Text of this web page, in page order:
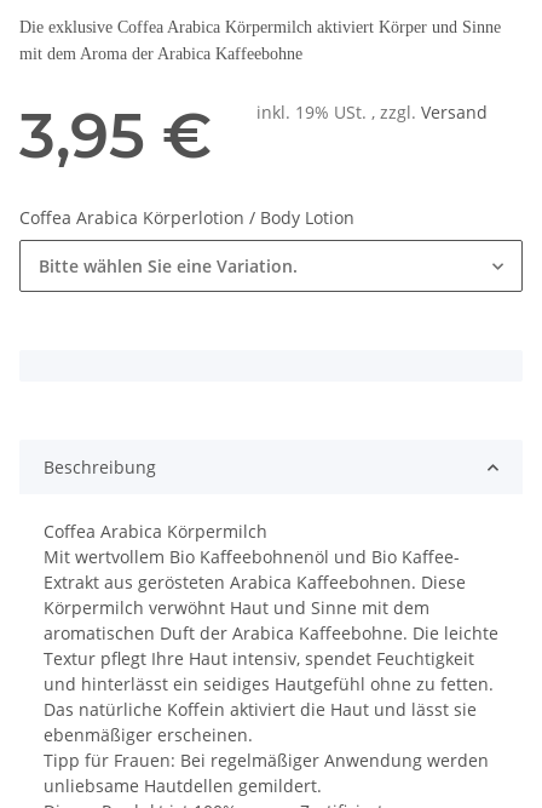
Die exklusive Coffea Arabica Körpermilch aktiviert Körper und Sinne
mit dem Aroma der Arabica Kaffeebohne
3,95 € inkl. 19% USt. , zzgl. Versand
Coffea Arabica Körperlotion / Body Lotion
Bitte wählen Sie eine Variation.
Beschreibung
Coffea Arabica Körpermilch
Mit wertvollem Bio Kaffeebohnenöl und Bio Kaffee-
Extrakt aus gerösteten Arabica Kaffeebohnen. Diese
Körpermilch verwöhnt Haut und Sinne mit dem
aromatischen Duft der Arabica Kaffeebohne. Die leichte
Textur pflegt Ihre Haut intensiv, spendet Feuchtigkeit
und hinterlässt ein seidiges Hautgefühl ohne zu fetten.
Das natürliche Koffein aktiviert die Haut und lässt sie
ebenmäßiger erscheinen.
Tipp für Frauen: Bei regelmäßiger Anwendung werden
unliebsame Hautdellen gemildert.